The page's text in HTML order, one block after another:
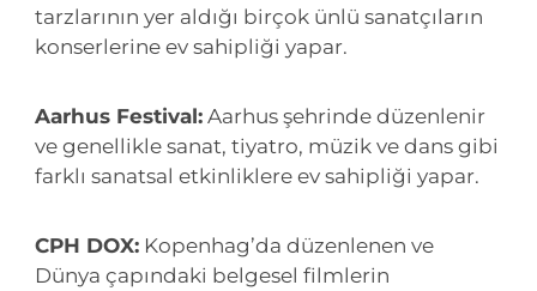
tarzlarının yer aldığı birçok ünlü sanatçıların
konserlerine ev sahipliği yapar.
Aarhus Festival: Aarhus şehrinde düzenlenir
ve genellikle sanat, tiyatro, müzik ve dans gibi
farklı sanatsal etkinliklere ev sahipliği yapar.
CPH DOX: Kopenhag’da düzenlenen ve
Dünya çapındaki belgesel filmlerin